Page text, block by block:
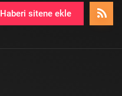
Haberi sitene ekle